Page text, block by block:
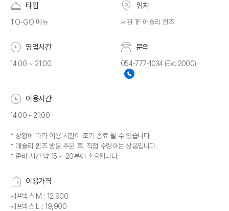
타입
TO-GO 메뉴
위치
서관 1F 애슐리 퀸즈
영업시간
14:00 ~ 21:00
문의
054-777-1034 (Ext. 2000)
이용시간
14:00 - 21:00
* 상황에 따라 이용 시간이 조기 종료 될 수 있습니다.
* 애슐리 퀸즈 방문 주문 후, 직접 수령하는 상품입니다.
* 준비 시간 약 15 ~ 20분이 소요됩니다.
이용가격
셰프박스 M : 12,900
셰프박스 L : 19,900